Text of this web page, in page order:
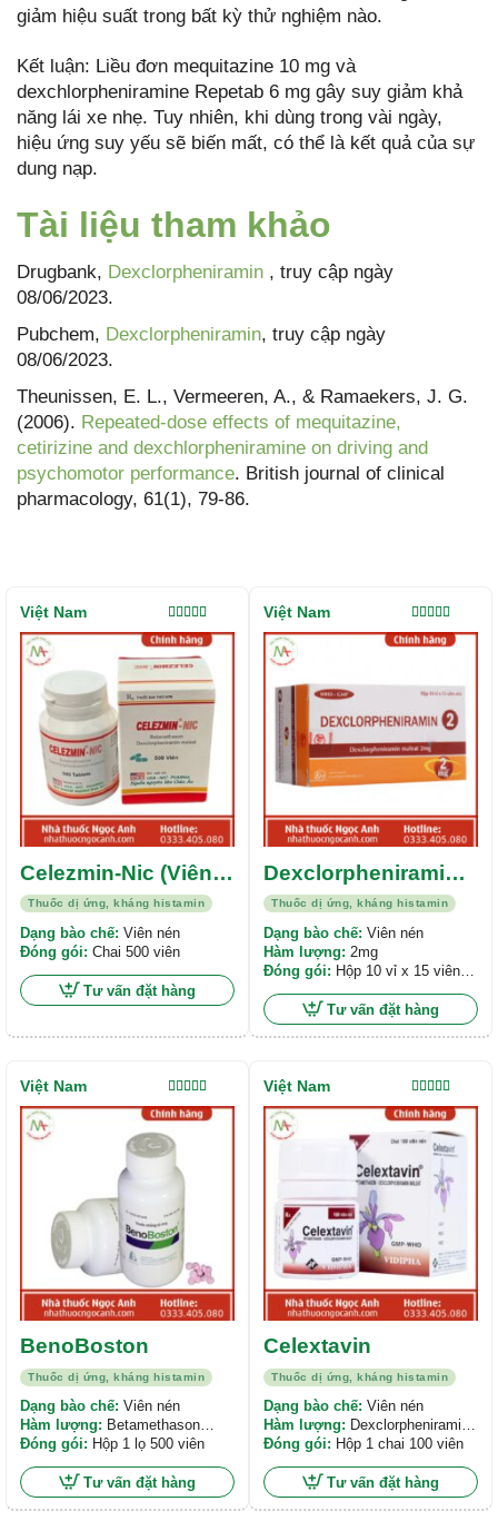
giảm hiệu suất trong bất kỳ thử nghiệm nào.
Kết luận: Liều đơn mequitazine 10 mg và
dexchlorpheniramine Repetab 6 mg gây suy giảm khả
năng lái xe nhẹ. Tuy nhiên, khi dùng trong vài ngày,
hiệu ứng suy yếu sẽ biến mất, có thể là kết quả của sự
dung nạp.
Tài liệu tham khảo
Drugbank, Dexclorpheniramin , truy cập ngày
08/06/2023.
Pubchem, Dexclorpheniramin, truy cập ngày
08/06/2023.
Theunissen, E. L., Vermeeren, A., & Ramaekers, J. G.
(2006). Repeated‐dose effects of mequitazine,
cetirizine and dexchlorpheniramine on driving and
psychomotor performance. British journal of clinical
pharmacology, 61(1), 79-86.
Thuốc dị ứng, kháng histamin
Celezmin-Nic (Viên
nén)
Được xếp
hạng5.00
sao
Dạng bào chế: Viên nén
Đóng gói: Chai 500 viên
Tư vấn đặt hàng
Việt Nam
Thuốc dị ứng, kháng histamin
Dexclorpheniramin 2
Khapharco
Được xếp
hạng5.00
Dạng bào chế: Viên nén
Hàm lượng: 2mg
Đóng gói: Hộp 10 vỉ x 15 viên
Tư vấn đặt hàng
Việt Nam
Thuốc dị ứng, kháng histamin
BenoBoston
Được xếp
hạng5.00
Dạng bào chế: Viên nén
Hàm lượng: Betamethason
0,25mg, Dexclorpheniramin
maleat 2 mg.
Đóng gói: Hộp 1 lọ 500 viên
Tư vấn đặt hàng
Việt Nam
Thuốc dị ứng, kháng histamin
Celextavin
Được xếp
hạng5.00
sao
Dạng bào chế: Viên nén
Hàm lượng: Dexclorpheniramin
maleat 2mg, Betamethason
0,25mg
Đóng gói: Hộp 1 chai 100 viên
Tư vấn đặt hàng
Việt Nam